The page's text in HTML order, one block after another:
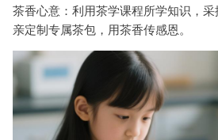
茶香心意：利用茶学课程所学知识，
亲定制专属茶包，用茶香传感恩。